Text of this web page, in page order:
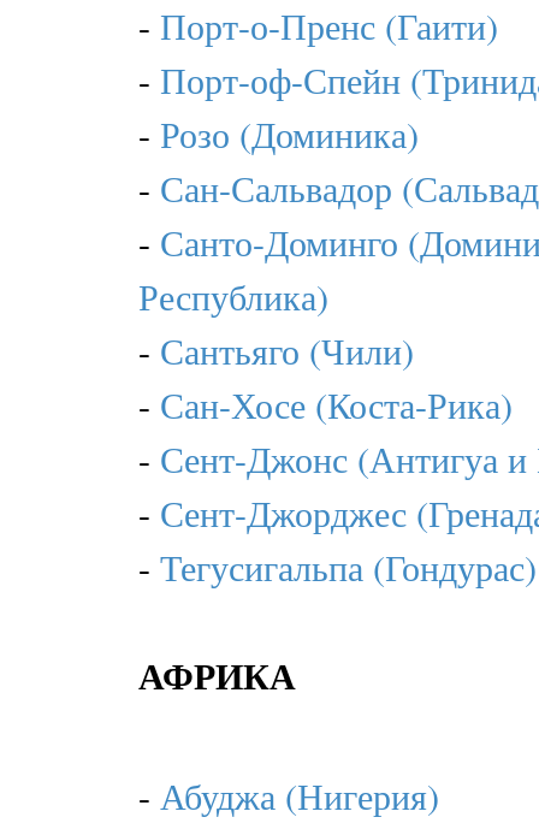
- Порт-о-Пренс (Гаити)
- Порт-оф-Спейн
- Розо (Доминика)
- Сан-Сальвадор
- Санто-Доминго
Республика)
- Сантьяго (Чили)
- Сан-Хосе (Коста-Рика)
- Сент-Джонс (Антигуа и
- Сент-Джорджес
- Тегусигальпа (Гондурас)
АФРИКА
- Абуджа (Нигерия)